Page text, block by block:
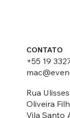
CONTATO
+55 19
Rua
Oliveira
Vila Santo